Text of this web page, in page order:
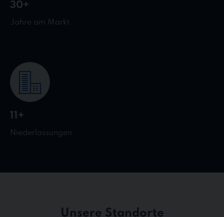
30+
Jahre am Markt
11+
Niederlassungen
Unsere Standorte